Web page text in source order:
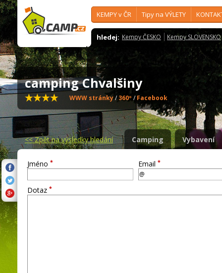
KEMPY v ČR Tipy na VÝLETY
hledej: Kempy ČESKO Kempy SLOVENSKO
camping Chvalšiny
WWW stránky/360º /Facebook
<<Zpět na výsledky hledání Camping Vybavení
Jméno * Email *
Dotaz *